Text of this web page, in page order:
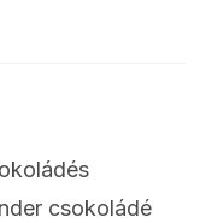
csokoládé